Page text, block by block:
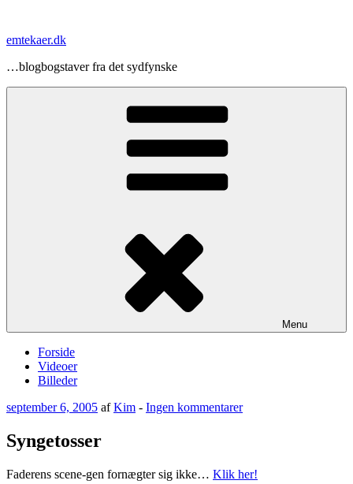
indhold
emtekaer.dk
…blogbogstaver fra det sydfynske
Menu
Forside
Videoer
Billeder
Udgivet
september 6, 2005 afKim - Ingen kommentarertil
Syngetosser
Faderens scene-gen fornægter sig ikke… Klik her!